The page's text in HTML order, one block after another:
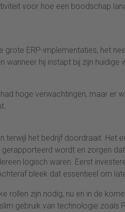
voor hoe een boodschap
ERP-implementaties, het
wanneer hij instapt bij zijn
hoge verwachtingen, maar er
terwijl het bedrijf doordraait. Het
wordt en zorgen
logisch waren. Eerst
bleek dat essentieel om
rollen zijn nodig, nu en in de
gebruik van technologie zoals